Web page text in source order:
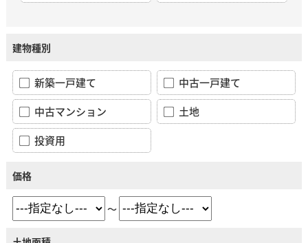
建物種別
新築一戸建て
中古一戸建て
中古マンション
土地
投資用
価格
～